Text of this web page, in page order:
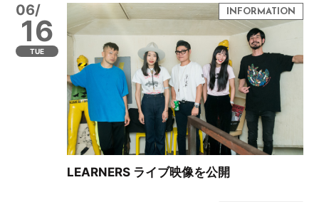
06/
16
TUE
LEARNERS ライブ映像を公開